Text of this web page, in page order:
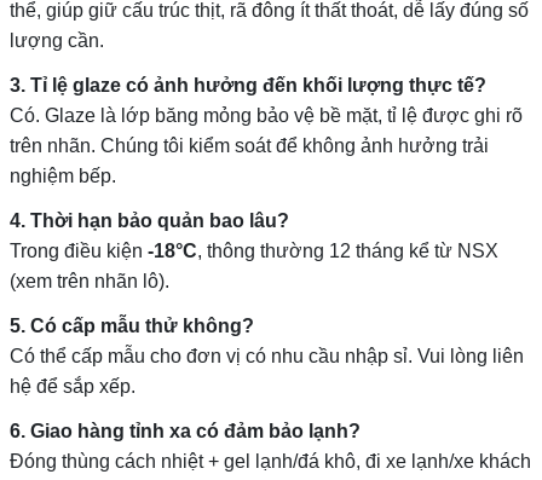
thể, giúp giữ cấu trúc thịt, rã đông ít thất thoát, dễ lấy đúng số
lượng cần.
3. Tỉ lệ glaze có ảnh hưởng đến khối lượng thực tế?
Có. Glaze là lớp băng mỏng bảo vệ bề mặt, tỉ lệ được ghi rõ
trên nhãn. Chúng tôi kiểm soát để không ảnh hưởng trải
nghiệm bếp.
4. Thời hạn bảo quản bao lâu?
Trong điều kiện -18°C, thông thường 12 tháng kể từ NSX
(xem trên nhãn lô).
5. Có cấp mẫu thử không?
Có thể cấp mẫu cho đơn vị có nhu cầu nhập sỉ. Vui lòng liên
hệ để sắp xếp.
6. Giao hàng tỉnh xa có đảm bảo lạnh?
Đóng thùng cách nhiệt + gel lạnh/đá khô, đi xe lạnh/xe khách